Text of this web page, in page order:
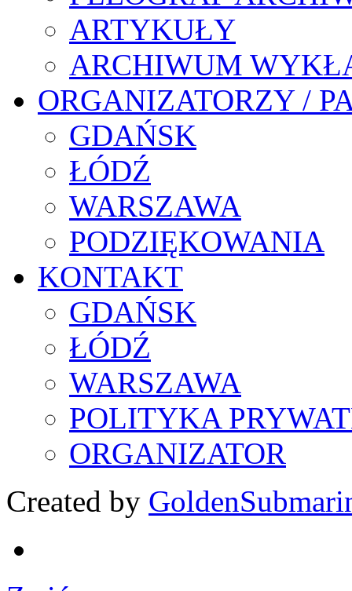
ARTYKUŁY
ARCHIWUM
ORGANIZATORZY /
GDAŃSK
ŁÓDŹ
WARSZAWA
PODZIĘKOWANIA
KONTAKT
GDAŃSK
ŁÓDŹ
WARSZAWA
POLITYKA
ORGANIZATOR
Created by